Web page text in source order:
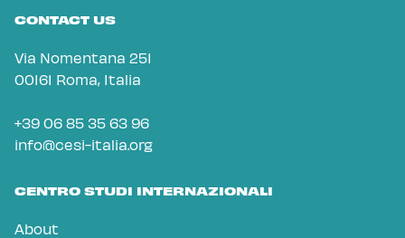
CONTACT US
Via Nomentana 251
00161 Roma, Italia
+39 06 85 35 63 96
info@cesi-italia.org
CENTRO STUDI INTERNAZIONALI
About